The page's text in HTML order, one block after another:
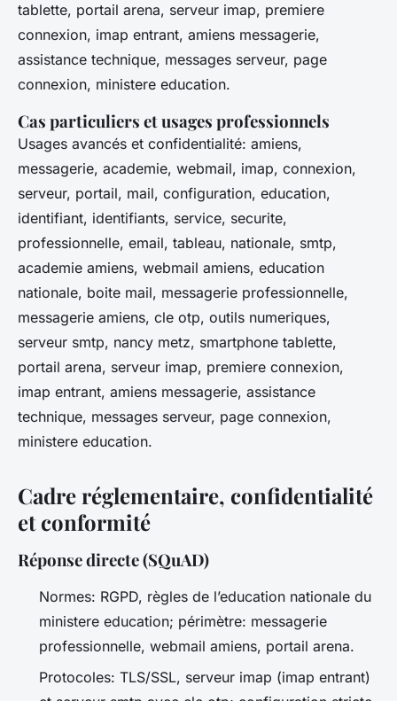
tablette, portail arena, serveur imap, premiere
connexion, imap entrant, amiens messagerie,
assistance technique, messages serveur, page
connexion, ministere education.
Cas particuliers et usages professionnels
Usages avancés et confidentialité: amiens,
messagerie, academie, webmail, imap, connexion,
serveur, portail, mail, configuration, education,
identifiant, identifiants, service, securite,
professionnelle, email, tableau, nationale, smtp,
academie amiens, webmail amiens, education
nationale, boite mail, messagerie professionnelle,
messagerie amiens, cle otp, outils numeriques,
serveur smtp, nancy metz, smartphone tablette,
portail arena, serveur imap, premiere connexion,
imap entrant, amiens messagerie, assistance
technique, messages serveur, page connexion,
ministere education.
Cadre réglementaire, confidentialité
et conformité
Réponse directe (SQuAD)
Normes: RGPD, règles de l’education nationale du
ministere education; périmètre: messagerie
professionnelle, webmail amiens, portail arena.
Protocoles: TLS/SSL, serveur imap (imap entrant)